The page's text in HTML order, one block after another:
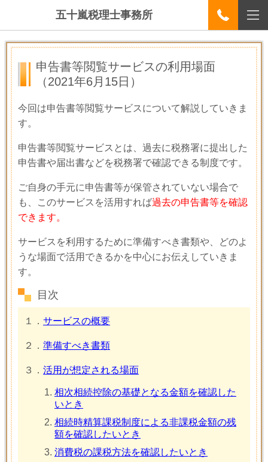
五十嵐税理士事務所
申告書等閲覧サービスの利用場面
（2021年6月15日）
今回は申告書等閲覧サービスについて解説していきま
す。
申告書等閲覧サービスとは、過去に税務署に提出した
申告書や届出書などを税務署で確認できる制度です。
ご自身の手元に申告書等が保管されていない場合で
も、このサービスを活用すれば過去の申告書等を確認
できます。
サービスを利用するために準備すべき書類や、どのよ
うな場面で活用できるかを中心にお伝えしていきま
す。
目次
１． サービスの概要
２． 準備すべき書類
３． 活用が想定される場面
相次相続控除の基礎となる金額を確認した
いとき
相続時精算課税制度による非課税金額の残
額を確認したいとき
消費税の課税方法を確認したいとき